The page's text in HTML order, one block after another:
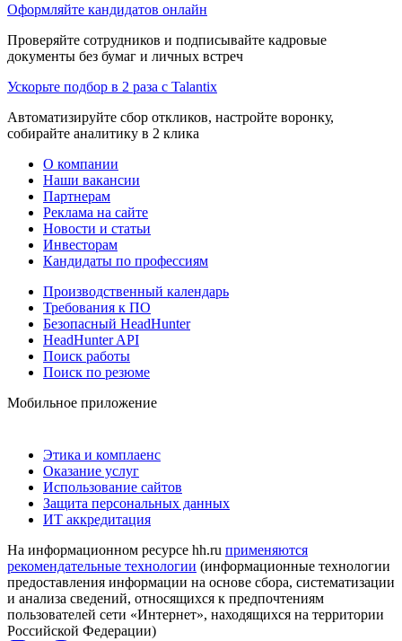
Оформляйте кандидатов онлайн
Проверяйте сотрудников и подписывайте кадровые
документы без бумаг и личных встреч
Ускорьте подбор в 2 раза с Talantix
Автоматизируйте сбор откликов, настройте воронку,
собирайте аналитику в 2 клика
О компании
Наши вакансии
Партнерам
Реклама на сайте
Новости и статьи
Инвесторам
Кандидаты по профессиям
Производственный календарь
Требования к ПО
Безопасный HeadHunter
HeadHunter API
Поиск работы
Поиск по резюме
Мобильное приложение
Этика и комплаенс
Оказание услуг
Использование сайтов
Защита персональных данных
ИТ аккредитация
На информационном ресурсе hh.ru применяются
рекомендательные технологии (информационные технологии
предоставления информации на основе сбора, систематизации
и анализа сведений, относящихся к предпочтениям
пользователей сети «Интернет», находящихся на территории
Российской Федерации)